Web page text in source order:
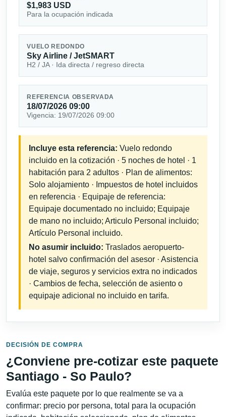
$1,983 USD
Para la ocupación indicada
VUELO REDONDO
Sky Airline / JetSMART
H2 / JA · Ida directa / regreso directa
REFERENCIA OBSERVADA
18/07/2026 09:00
Vigencia: 19/07/2026 09:00
Incluye esta referencia: Vuelo redondo
incluido en la cotización · 5 noches de hotel · 1
habitación para 2 adultos · Plan de alimentos:
Solo alojamiento · Impuestos de hotel incluidos
en referencia · Equipaje de referencia:
Equipaje documentado no incluido; Equipaje
de mano no incluido; Articulo Personal incluido;
Artículo Personal incluido.
No asumir incluido: Traslados aeropuerto-
hotel salvo confirmación del asesor · Asistencia
de viaje, seguros y servicios extra no indicados
· Cambios de fecha, selección de asiento o
equipaje adicional no incluido en tarifa.
DECISIÓN DE COMPRA
¿Conviene pre-cotizar este paquete
Santiago - So Paulo?
Evalúa este paquete por lo que realmente se va a
confirmar: precio por persona, total para la ocupación